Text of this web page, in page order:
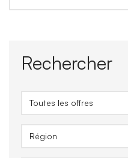
Rechercher